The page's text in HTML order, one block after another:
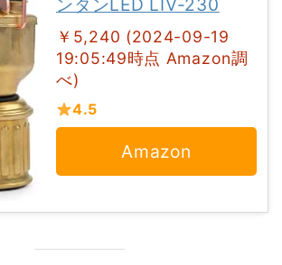
ンタンLED LIV-230
￥5,240 (2024-09-19
19:05:49時点 Amazon調
べ)
4.5
Amazon